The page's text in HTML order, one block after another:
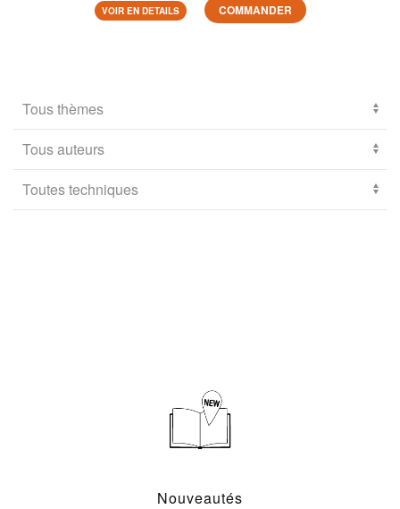
VOIR EN DETAILS COMMANDER
Nouveautés